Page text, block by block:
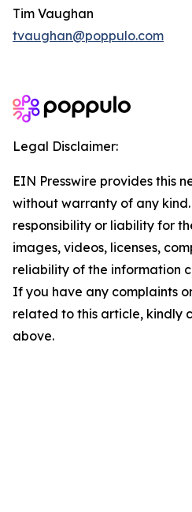
Tim Vaughan
tvaughan@poppulo.com
Legal Disclaimer:
EIN Presswire provides this
without warranty of any
responsibility or liability for
images, videos, licenses,
reliability of the information
If you have any complaints
related to this article, kindly
above.